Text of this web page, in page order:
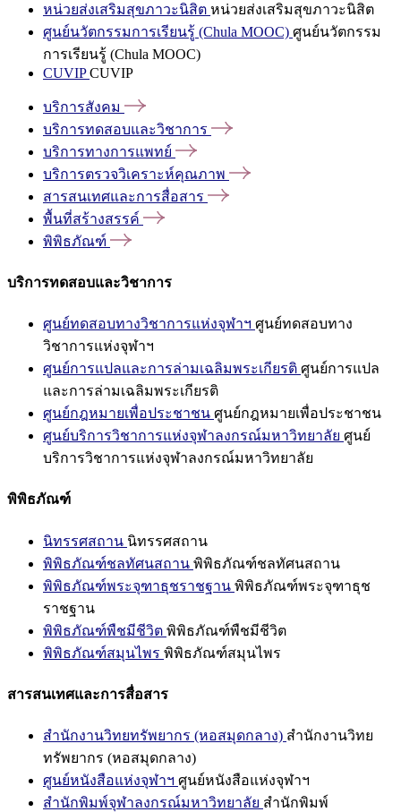
หน่วยส่งเสริมสุขภาวะนิสิต หน่วยส่งเสริมสุขภาวะนิสิต
ศูนย์นวัตกรรมการเรียนรู้ (Chula MOOC) ศูนย์นวัตกรรม
การเรียนรู้ (Chula MOOC)
CUVIPCUVIP
บริการสังคม
บริการทดสอบและวิชาการ
บริการทางการแพทย์
บริการตรวจวิเคราะห์คุณภาพ
สารสนเทศและการสื่อสาร
พื้นที่สร้างสรรค์
พิพิธภัณฑ์
บริการทดสอบและวิชาการ
ศูนย์ทดสอบทางวิชาการแห่งจุฬาฯ ศูนย์ทดสอบทาง
วิชาการแห่งจุฬาฯ
ศูนย์การแปลและการล่ามเฉลิมพระเกียรติ ศูนย์การแปล
และการล่ามเฉลิมพระเกียรติ
ศูนย์กฎหมายเพื่อประชาชน ศูนย์กฎหมายเพื่อประชาชน
ศูนย์บริการวิชาการแห่งจุฬาลงกรณ์มหาวิทยาลัย ศูนย์
บริการวิชาการแห่งจุฬาลงกรณ์มหาวิทยาลัย
พิพิธภัณฑ์
นิทรรศสถาน นิทรรศสถาน
พิพิธภัณฑ์ชลทัศนสถาน พิพิธภัณฑ์ชลทัศนสถาน
พิพิธภัณฑ์พระจุฑาธุชราชฐาน พิพิธภัณฑ์พระจุฑาธุช
ราชฐาน
พิพิธภัณฑ์พืชมีชีวิต พิพิธภัณฑ์พืชมีชีวิต
พิพิธภัณฑ์สมุนไพร พิพิธภัณฑ์สมุนไพร
สารสนเทศและการสื่อสาร
สำนักงานวิทยทรัพยากร (หอสมุดกลาง) สำนักงานวิทย
ทรัพยากร (หอสมุดกลาง)
ศูนย์หนังสือแห่งจุฬาฯ ศูนย์หนังสือแห่งจุฬาฯ
สำนักพิมพ์จุฬาลงกรณ์มหาวิทยาลัย สำนักพิมพ์